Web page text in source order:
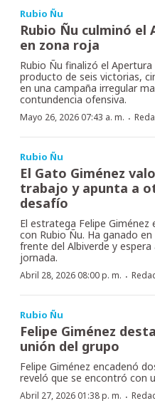
Rubio Ñu
Rubio Ñu culminó el
en zona roja
Rubio Ñu finalizó el
producto de seis victorias,
en una campaña irregular
contundencia ofensiva.
Mayo 26, 2026 07:43 a. m. ·
Rubio Ñu
El Gato Giménez
trabajo y apunta a
desafío
El estratega Felipe
con Rubio Ñu. Ha ganado
frente del Albiverde y
jornada.
Abril 28, 2026 08:00 p. m. ·
Rubio Ñu
Felipe Giménez
unión del grupo
Felipe Giménez encadenó
reveló que se encontró con
Abril 27, 2026 01:38 p. m. ·